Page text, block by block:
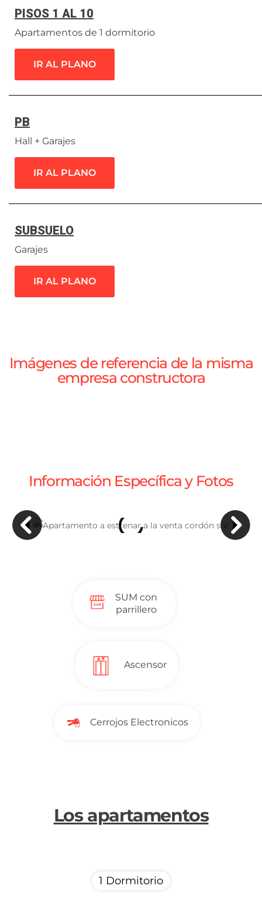
PISOS 1 AL 10
Apartamentos de 1 dormitorio
IR AL PLANO
PB
Hall + Garajes
IR AL PLANO
SUBSUELO
Garajes
IR AL PLANO
Imágenes de referencia de la misma
empresa constructora
Información Específica y Fotos
SUM con
parrillero
Ascensor
Cerrojos Electronicos
Los apartamentos
1 Dormitorio